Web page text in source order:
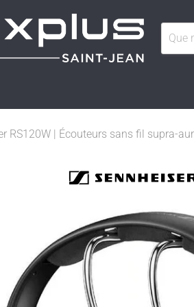
RS120W | Écouteurs sans fil supra-